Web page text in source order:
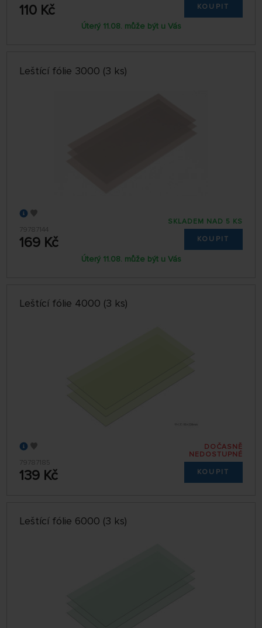
110 Kč KOUPIT
Úterý 11.08. může být u Vás
Leštící fólie 3000 (3 ks)
79787144
169 Kč
SKLADEM NAD 5 KS
KOUPIT
Úterý 11.08. může být u Vás
Leštící fólie 4000 (3 ks)
79787185
139 Kč
DOČASNĚ
NEDOSTUPNÉ
KOUPIT
Leštící fólie 6000 (3 ks)